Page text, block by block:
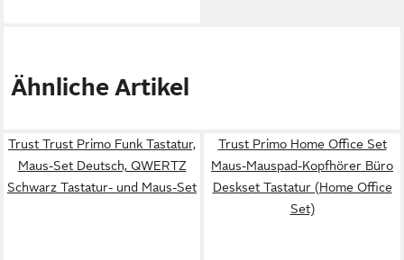
Ähnliche Artikel
Trust Trust Primo Funk Tastatur,
Maus-Set Deutsch, QWERTZ
Schwarz Tastatur- und Maus-Set
Trust Primo Home Office Set
Maus-Mauspad-Kopfhörer Büro
Deskset Tastatur (Home Office
Set)